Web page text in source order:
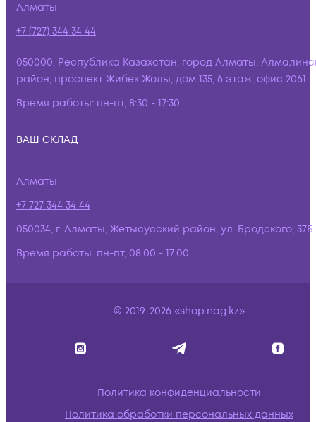
Алматы
+7 (727) 344 34 44
050000, Республика Казахстан, город Алматы,
район, проспект Жибек Жолы, дом 135, 6 этаж, офис 2061
Время работы: пн-пт, 8:30 - 17:30
ВАШ СКЛАД
Алматы
+7 727 344 34 44
050034, г. Алматы, Жетысусский район, ул. Бродского, 37Б
Время работы: пн-пт, 08:00 - 17:00
© 2019-2026 «shop.nag.kz»
Политика конфиденциальности
Политика обработки персональных данных